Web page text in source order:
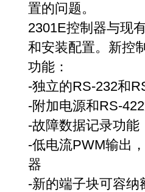
置的问题。
2301E控制器与现
和安装配置。新控
功能：
-独立的RS-232和
-附加电源和RS-
-故障数据记录功
-低电流PWM输出
器
-新的端子块可容